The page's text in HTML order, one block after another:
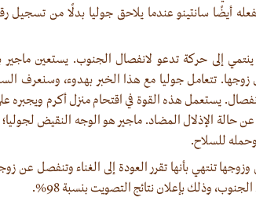
أيضًا سانتينو عندما يلاحق جوليا بدلًا من تسجيل
إلى حركة تدعو لانفصال الجنوب. يستعين ماجير
تتعامل جوليا مع هذا الخبر بهدوء، وسنعرف
يستعمل هذه القوة في اقتحام منزل أكرم ويجبره
حالة الإذلال المضاد. ماجير هو الوجه النقيض
للسلاح.
تنتهي بأنها تقرر العودة إلى الغناء وتنفصل عن
وذلك بإعلان نتائج التصويت بنسبة 98%.